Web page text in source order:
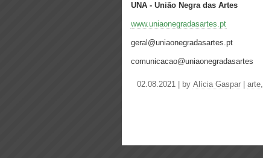
UNA - União Negra das Artes
www.uniaonegradasartes.pt
geral@uniaonegradasartes.pt
comunicacao@uniaonegradasartes
02.08.2021 | by Alícia Gaspar arte,